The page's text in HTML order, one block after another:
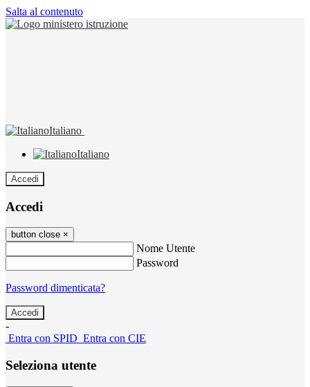
Salta al contenuto
Italiano
Italiano
Accedi
Accedi
button close ×
Nome Utente
Password
Password dimenticata?
-
Entra con SPID Entra con CIE
Seleziona utente